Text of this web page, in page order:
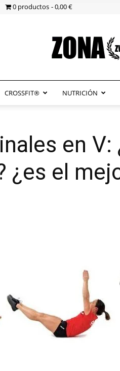
0 productos 0,00 €
CROSSFIT® NUTRICIÓN
en
¿es el